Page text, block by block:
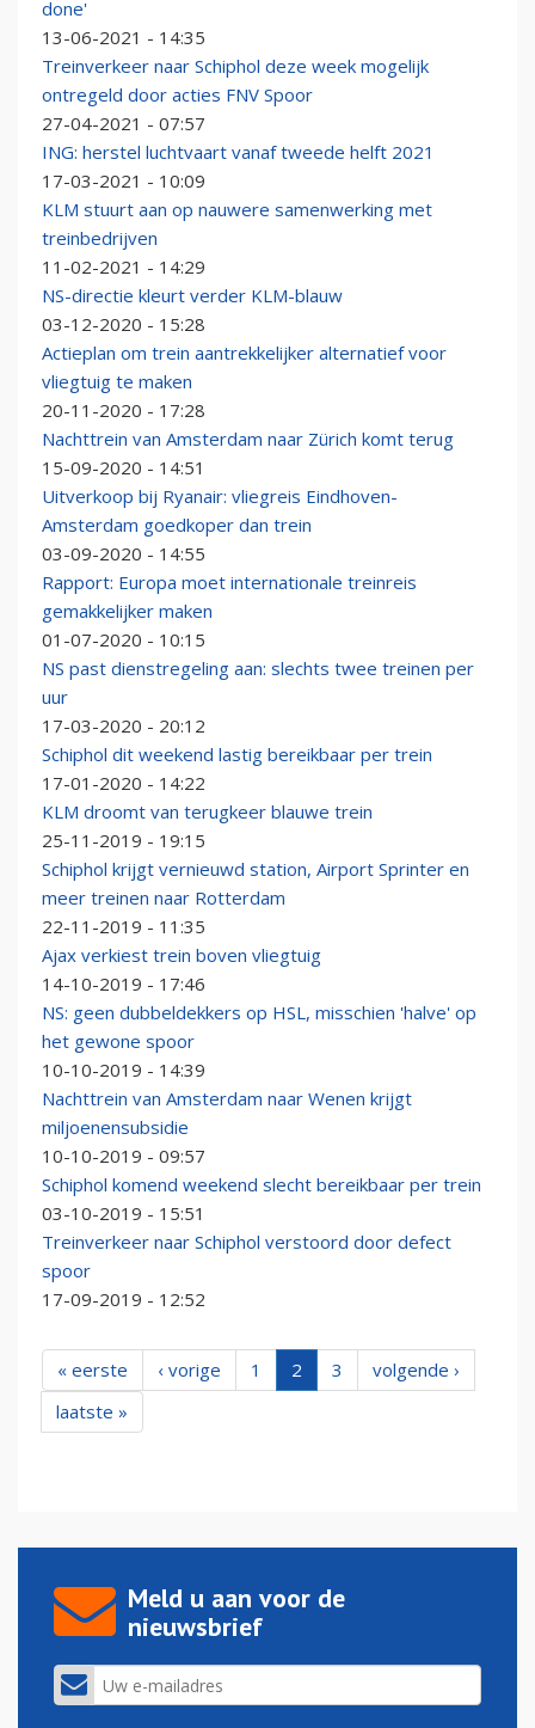
done'
13-06-2021 - 14:35
Treinverkeer naar Schiphol deze week mogelijk
ontregeld door acties FNV Spoor
27-04-2021 - 07:57
ING: herstel luchtvaart vanaf tweede helft 2021
17-03-2021 - 10:09
KLM stuurt aan op nauwere samenwerking met
treinbedrijven
11-02-2021 - 14:29
NS-directie kleurt verder KLM-blauw
03-12-2020 - 15:28
Actieplan om trein aantrekkelijker alternatief voor
vliegtuig te maken
20-11-2020 - 17:28
Nachttrein van Amsterdam naar Zürich komt terug
15-09-2020 - 14:51
Uitverkoop bij Ryanair: vliegreis Eindhoven-
Amsterdam goedkoper dan trein
03-09-2020 - 14:55
Rapport: Europa moet internationale treinreis
gemakkelijker maken
01-07-2020 - 10:15
NS past dienstregeling aan: slechts twee treinen per
uur
17-03-2020 - 20:12
Schiphol dit weekend lastig bereikbaar per trein
17-01-2020 - 14:22
KLM droomt van terugkeer blauwe trein
25-11-2019 - 19:15
Schiphol krijgt vernieuwd station, Airport Sprinter en
meer treinen naar Rotterdam
22-11-2019 - 11:35
Ajax verkiest trein boven vliegtuig
14-10-2019 - 17:46
NS: geen dubbeldekkers op HSL, misschien 'halve' op
het gewone spoor
10-10-2019 - 14:39
Nachttrein van Amsterdam naar Wenen krijgt
miljoenensubsidie
10-10-2019 - 09:57
Schiphol komend weekend slecht bereikbaar per trein
03-10-2019 - 15:51
Treinverkeer naar Schiphol verstoord door defect
spoor
17-09-2019 - 12:52
« eerste ‹ vorige 1 2 3
volgende ›
laatste »
Meld u aan voor de
nieuwsbrief